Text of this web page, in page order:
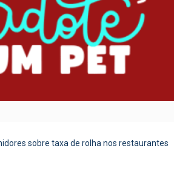
sobre taxa de rolha nos restaurantes